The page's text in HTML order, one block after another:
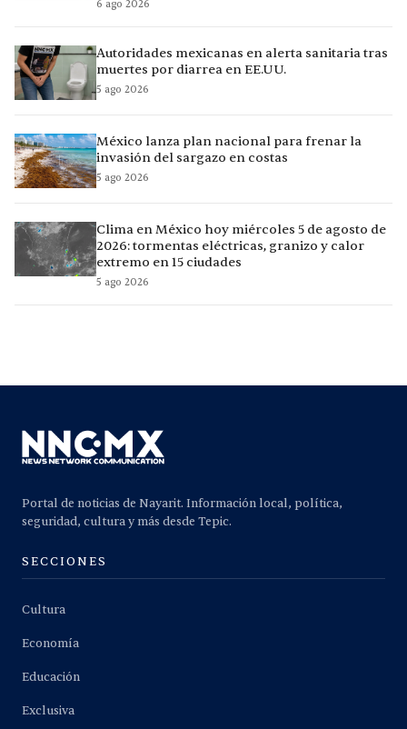
6 ago 2026
Autoridades mexicanas en alerta sanitaria tras
muertes por diarrea en EE.UU.
5 ago 2026
México lanza plan nacional para frenar la
invasión del sargazo en costas
5 ago 2026
Clima en México hoy miércoles 5 de agosto de
2026: tormentas eléctricas, granizo y calor
extremo en 15 ciudades
5 ago 2026
Portal de noticias de Nayarit. Información local, política,
seguridad, cultura y más desde Tepic.
SECCIONES
Cultura
Economía
Educación
Exclusiva